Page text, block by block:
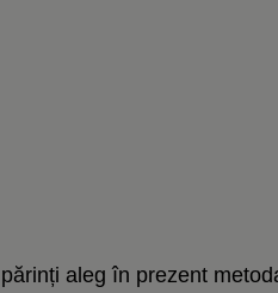
aleg în prezent